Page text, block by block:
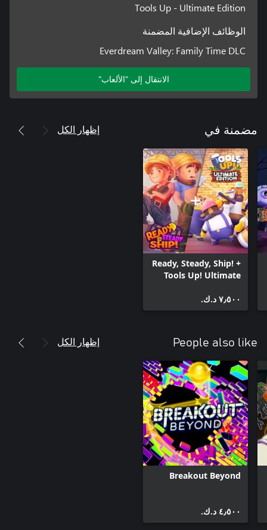
Tools Up - Ultimate Edition
الوظائف الإضافية المضمنة
Everdream Valley: Family Time DLC
الانتقال إلى "الألعاب"
مضمنة في إظهار الكل
Ready, Steady, Ship! +
Tools Up! Ultimate
٧٫٥٠٠ د.ك.‏
People also like إظهار الكل
Breakout Beyond
٤٫٥٠٠ د.ك.‏